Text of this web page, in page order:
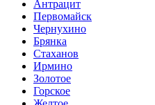
Антрацит
Первомайск
Чернухино
Брянка
Стаханов
Ирмино
Золотое
Горское